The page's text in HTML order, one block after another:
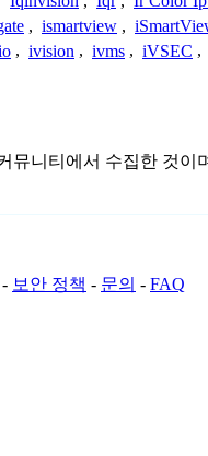
, ismartview ,
, ivision , ivms , iVSEC ,
니티에서 수집한 것
- 보안 정책 - 문의 - FAQ